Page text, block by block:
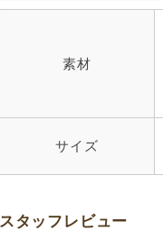
素材
サイズ
スタッフレビュー